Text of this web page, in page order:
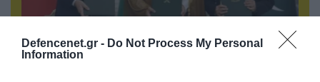
Defencenet.gr - Do Not Process My Personal
Information
08.08.2026 | 18:02